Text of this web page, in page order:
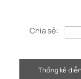
Chia sẻ:
Thống kê